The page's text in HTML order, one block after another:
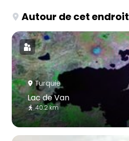
Autour de cet endroit
Turquie
Lac de Van
40.2 km